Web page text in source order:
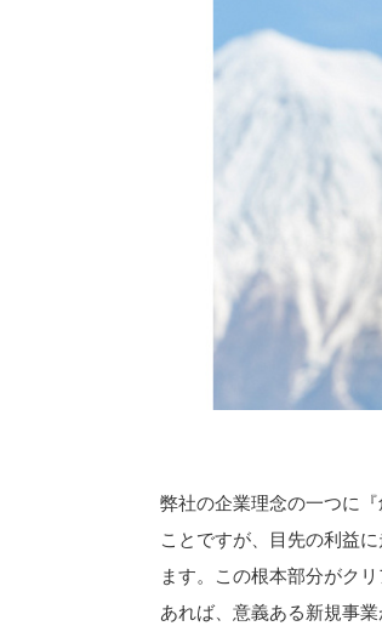
弊社の企業理念の一つに
ことですが、目先の利益
ます。この根本部分がク
あれば、意義ある新規事